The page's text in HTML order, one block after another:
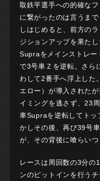
取鉄平選手への的確な
に繋がったのは言うま
しはじめると、前方の
ジションアップを果た
Supraをメインストレー
で3号車Ｚを逆転。さら
わして2番手へ浮上した
エロー）が導入された
イミングを逃さず、23
車Supraを逆転してトッ
かしその後、再び39号
が、その背後に喰らいつ
レースは周回数の3分の
ンのピットインを行う